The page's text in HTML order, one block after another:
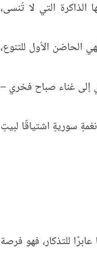
التي لا تُنسى،
الحاضن الأول للتنوع،
إلى غناء صباح فخري –
سوريةٍ اشتياقًا لبيتٍ
للتذكار، فهو فرصة